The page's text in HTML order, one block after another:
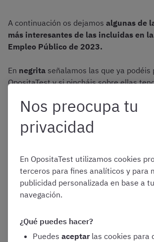
A continuación os dejamos algunas de
más interesantes de las incluidas en
Empleo Público de 2023.
En negrita señalamos las que ya podéis
OpositaTest y si pincháis sobre ellas
Plazas de la
del Estado (AGE) en la
Cuerpo (AGE)
Cuerpo Superior
95
Nos preocupa tu
privacidad
En OpositaTest utilizamos cookies
terceros para fines analíticos y para
publicidad personalizada en base a
navegación.
¿Qué puedes hacer?
Puedes aceptar las cookies para